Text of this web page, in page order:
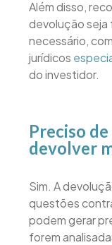
Além disso,
devolução seja
necessário,
jurídicos
do investidor.
Preciso
devolver
Sim. A
questões
podem gerar
forem